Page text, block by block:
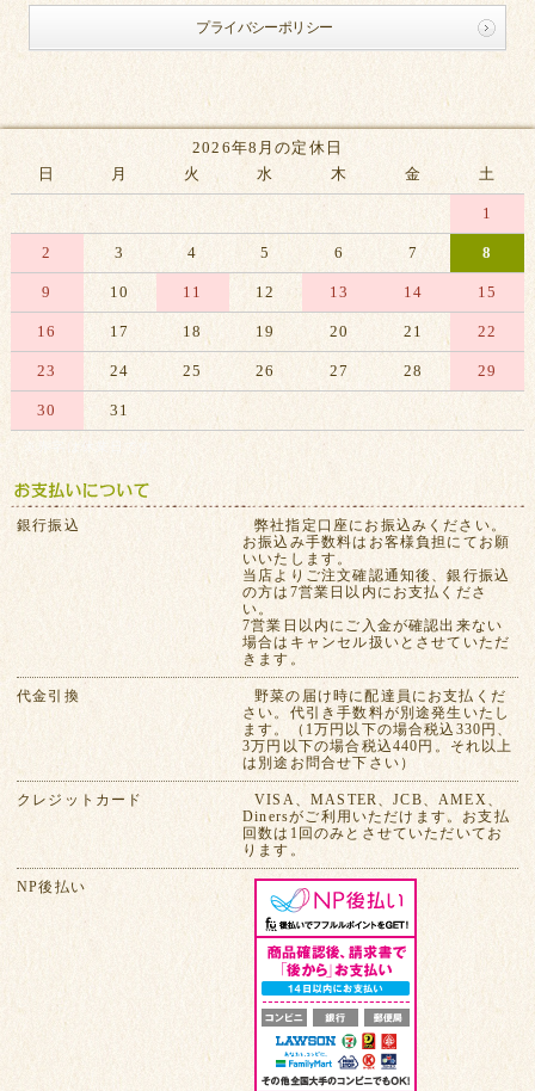
プライバシーポリシー
2026年8月の定休日
日
月 火 水 木 金 土
1
2 3 4 5 6 7 8
9 10 11 12 13 14 15
16 17 18 19 20 21 22
23 24 25 26 27 28 29
30 31
※赤字は休業日です
銀行振込
弊社指定口座にお振込みください。
お振込み手数料はお客様負担にてお願
いいたします。
当店よりご注文確認通知後、銀行振込
の方は7営業日以内にお支払くださ
い。
7営業日以内にご入金が確認出来ない
場合はキャンセル扱いとさせていただ
きます。
代金引換
野菜の届け時に配達員にお支払くだ
さい。代引き手数料が別途発生いたし
ます。（1万円以下の場合税込330円、
3万円以下の場合税込440円。それ以上
は別途お問合せ下さい）
クレジットカード
VISA、MASTER、JCB、AMEX、
Dinersがご利用いただけます。お支払
回数は1回のみとさせていただいてお
ります。
NP後払い